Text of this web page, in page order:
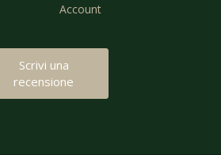
Account
Scrivi una
recensione